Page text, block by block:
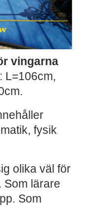
vingarna
L=106cm,
fysik
olika väl för
Som lärare
Som